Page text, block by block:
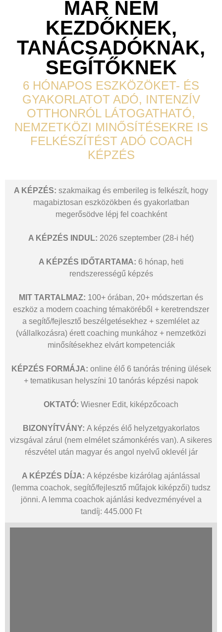
MÁR NEM
KEZDŐKNEK,
TANÁCSADÓKNAK,
SEGÍTŐKNEK
6 HÓNAPOS ESZKÖZÖKET- ÉS
GYAKORLATOT ADÓ, INTENZÍV
OTTHONRÓL LÁTOGATHATÓ,
NEMZETKÖZI MINŐSÍTÉSEKRE IS
FELKÉSZÍTÉST ADÓ COACH
KÉPZÉS
A KÉPZÉS: szakmaikag és emberileg is felkészít, hogy
magabiztosan eszközökben és gyakorlatban
megerősödve lépj fel coachként
A KÉPZÉS INDUL: 2026 szeptember (28-i hét)
A KÉPZÉS IDŐTARTAMA: 6 hónap, heti
rendszerességű képzés
MIT TARTALMAZ: 100+ órában, 20+ módszertan és
eszköz a modern coaching témaköréből + keretrendszer
a segítő/fejlesztő beszélgetésekhez + szemlélet az
(vállalkozásra) érett coaching munkához + nemzetközi
minősítésekhez elvárt kompetenciák
KÉPZÉS FORMÁJA: online élő 6 tanórás tréning ülések
+ tematikusan helyszíni 10 tanórás képzési napok
OKTATÓ: Wiesner Edit, kiképzőcoach
BIZONYÍTVÁNY: A képzés élő helyzetgyakorlatos
vizsgával zárul (nem elmélet számonkérés van). A sikeres
részvétel után magyar és angol nyelvű oklevél jár
A KÉPZÉS DÍJA: A képzésbe kizárólag ajánlással
(lemma coachok, segítő/fejlesztő műfajok kiképzői) tudsz
jönni. A lemma coachok ajánlási kedvezményével a
tandíj: 445.000 Ft